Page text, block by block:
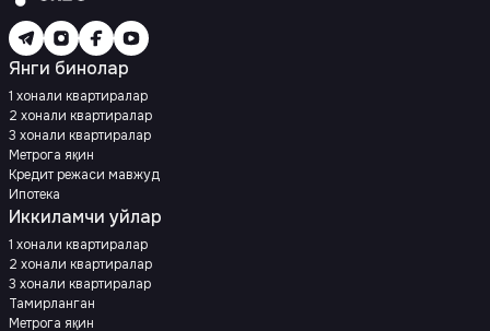
Янги бинолар
1 хонали квартиралар
2 хонали квартиралар
3 хонали квартиралар
Метрога яқин
Кредит режаси мавжуд
Ипотека
Иккиламчи уйлар
1 хонали квартиралар
2 хонали квартиралар
3 хонали квартиралар
Тамирланган
Метрога яқин